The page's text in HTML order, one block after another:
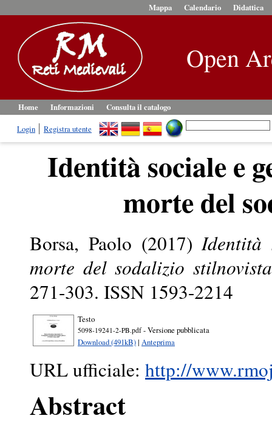
Mappa Calendario Didattica
Open
Home Informazioni
Consulta il catalogo
Login
Registra utente
Identità sociale e
morte del
Borsa, Paolo (2017)Identità
morte del sodalizio
271-303. ISSN 1593-2214
Testo
5098-19241-2-PB.pdf- Versione pubblicata
Download (491kB)| Anteprima
URL ufficiale: http://
Abstract